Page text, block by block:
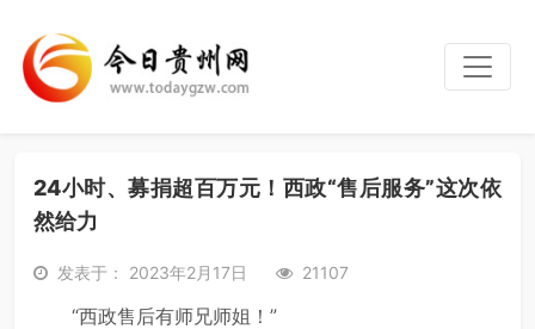
24小时、募捐超百万元！西政“售后服务”这次依
然给力
发表于： 2023年2月17日 21107
“西政售后有师兄师姐！”